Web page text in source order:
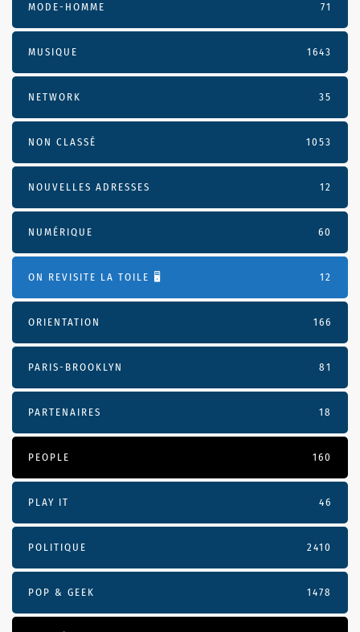
MODE-HOMME 71
MUSIQUE 1643
NETWORK 35
NON CLASSÉ 1053
NOUVELLES ADRESSES 12
NUMÉRIQUE 60
ON REVISITE LA TOILE 🖥️ 12
ORIENTATION 166
PARIS-BROOKLYN 81
PARTENAIRES 18
PEOPLE 160
PLAY IT 46
POLITIQUE 2410
POP & GEEK 1478